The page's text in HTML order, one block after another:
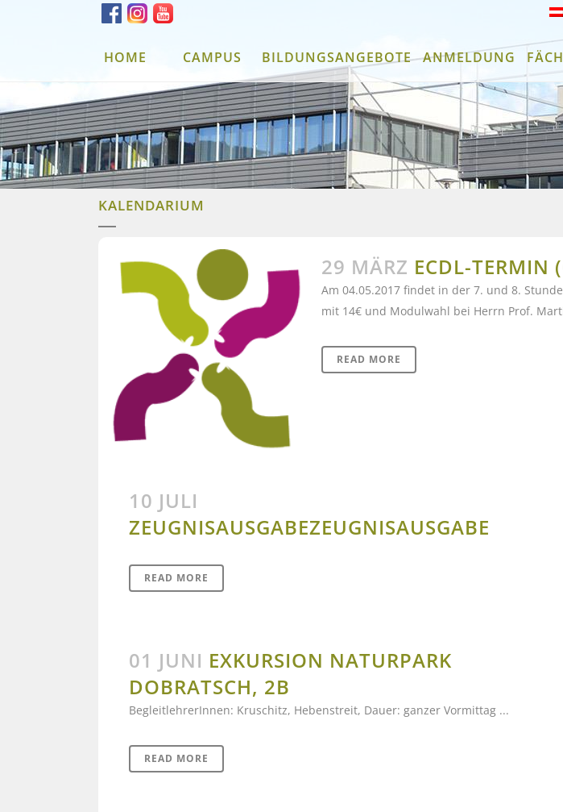
HOME CAMPUS BILDUNGSANGEBOTE ANMELDUNG
KALENDARIUM
29 MÄRZ ECDL-TERMIN
Am 04.05.2017 findet in der 7. und 8.
mit 14€ und Modulwahl bei Herrn Prof.
READ MORE
10 JULI
ZEUGNISAUSGABEZEUGNISAUSGABE
READ MORE
01 JUNI EXKURSION NATURPARK
DOBRATSCH, 2B
BegleitlehrerInnen: Kruschitz, Hebenstreit, Dauer: ganzer Vormittag ...
READ MORE